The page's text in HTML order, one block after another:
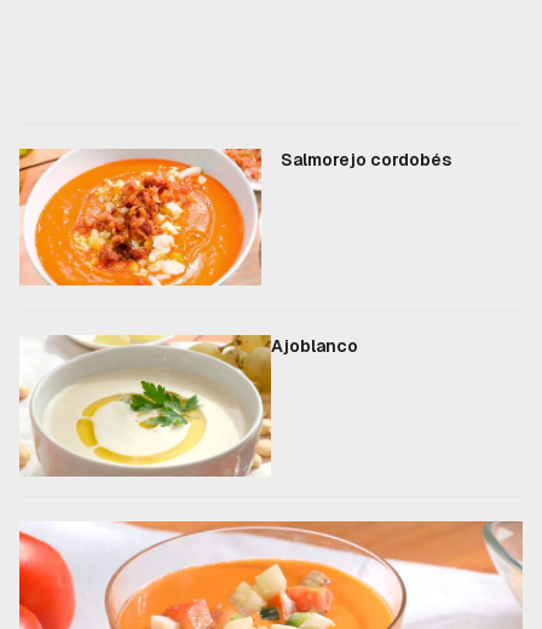
Salmorejo cordobés
Ajoblanco